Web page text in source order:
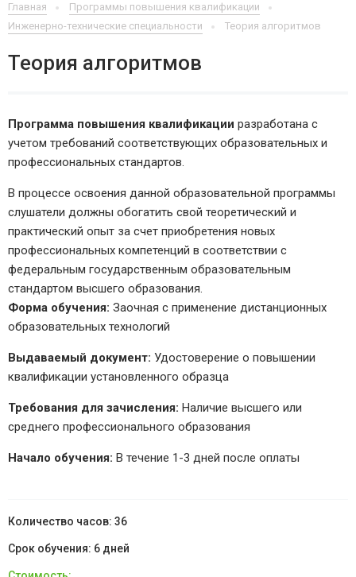
Главная
Программы повышения квалификации
Инженерно-технические специальности
Теория алгоритмов
Теория алгоритмов
Программа повышения квалификации разработана с
учетом требований соответствующих образовательных и
профессиональных стандартов.
В процессе освоения данной образовательной программы
слушатели должны обогатить свой теоретический и
практический опыт за счет приобретения новых
профессиональных компетенций в соответствии с
федеральным государственным образовательным
стандартом высшего образования.
Форма обучения: Заочная с применение дистанционных
образовательных технологий
Выдаваемый документ: Удостоверение о повышении
квалификации установленного образца
Требования для зачисления: Наличие высшего или
среднего профессионального образования
Начало обучения: В течение 1-3 дней после оплаты
36
6 дней